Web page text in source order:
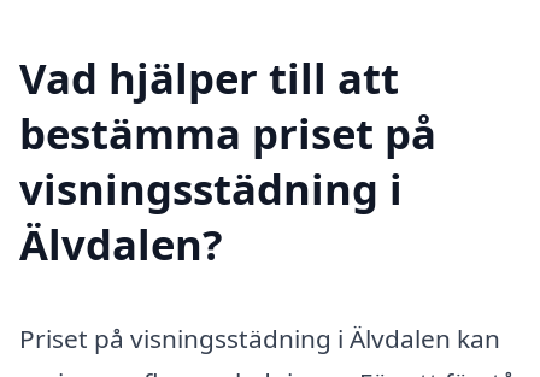
Vad hjälper till att
bestämma priset på
visningsstädning i
Älvdalen?
Priset på visningsstädning i Älvdalen kan